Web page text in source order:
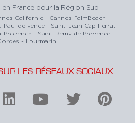
France pour la Région Sud
Californie - Cannes-PalmBeach -
de vence - Saint-Jean Cap Ferrat -
Provence - Saint-Remy de Provence -
- Lourmarin
LES RÉSEAUX SOCIAUX